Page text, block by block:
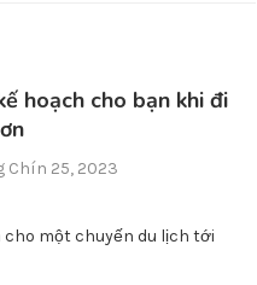
hoạch cho bạn khi đi
Chín 25, 2023
cho một chuyến du lịch tới